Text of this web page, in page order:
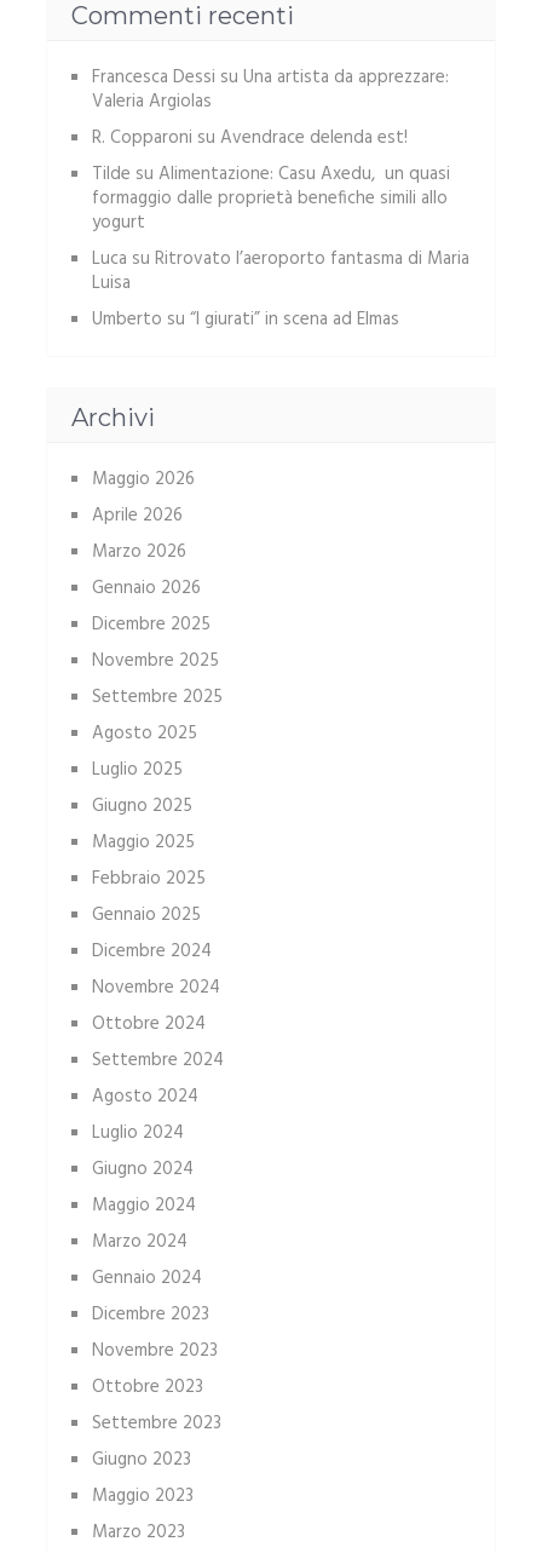
Commenti recenti
Francesca Dessi su Una artista da apprezzare:
Valeria Argiolas
R. Copparoni su Avendrace delenda est!
Tilde su Alimentazione: Casu Axedu, un quasi
formaggio dalle proprietà benefiche simili allo
yogurt
Luca su Ritrovato l’aeroporto fantasma di Maria
Luisa
Umberto su “I giurati” in scena ad Elmas
Archivi
Maggio 2026
Aprile 2026
Marzo 2026
Gennaio 2026
Dicembre 2025
Novembre 2025
Settembre 2025
Agosto 2025
Luglio 2025
Giugno 2025
Maggio 2025
Febbraio 2025
Gennaio 2025
Dicembre 2024
Novembre 2024
Ottobre 2024
Settembre 2024
Agosto 2024
Luglio 2024
Giugno 2024
Maggio 2024
Marzo 2024
Gennaio 2024
Dicembre 2023
Novembre 2023
Ottobre 2023
Settembre 2023
Giugno 2023
Maggio 2023
Marzo 2023